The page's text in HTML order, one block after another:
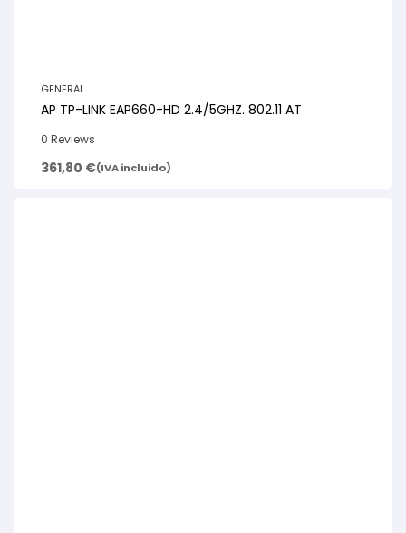
GENERAL
AP TP-LINK EAP660-HD 2.4/5GHZ. 802.11 AT
0 Reviews
361,80 €(IVA incluido)